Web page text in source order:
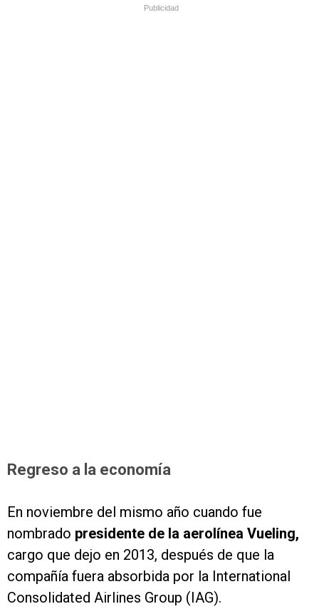
Publicidad
Regreso a la economía
En noviembre del mismo año cuando fue
nombrado presidente de la aerolínea Vueling,
cargo que dejo en 2013, después de que la
compañía fuera absorbida por la International
Consolidated Airlines Group (IAG).